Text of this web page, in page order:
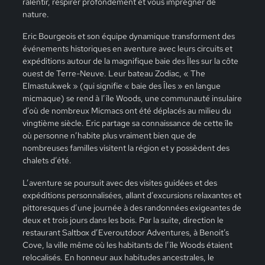
nature.
Eric Bourgeois et son équipe dynamique transforment des
événements historiques en aventure avec leurs circuits et
expéditions autour de la magnifique baie des Îles sur la côte
ouest de Terre-Neuve. Leur bateau Zodiac, « The
Elmastukwek » (qui signifie « baie des Îles » en langue
micmaque) se rend à l’île Woods, une communauté insulaire
d’où de nombreux Micmacs ont été déplacés au milieu du
vingtième siècle. Eric partage sa connaissance de cette île
où personne n’habite plus vraiment bien que de
nombreuses familles visitent la région et y possèdent des
chalets d’été.
L’aventure se poursuit avec des visites guidées et des
expéditions personnalisées, allant d’excursions relaxantes et
pittoresques d’une journée à des randonnées exigeantes de
deux et trois jours dans les bois. Par la suite, direction le
restaurant Saltbox d’Everoutdoor Adventures, à Benoit’s
Cove, la ville même où les habitants de l’île Woods étaient
relocalisés. En honneur aux habitudes ancestrales, le